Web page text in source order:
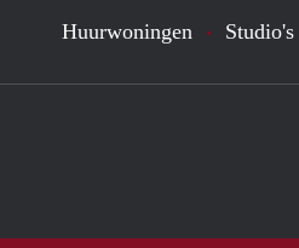
Huurwoningen Studio's